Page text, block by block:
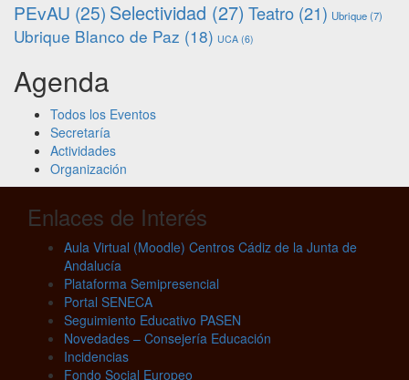
PEvAU (25) Selectividad (27) Teatro (21) Ubrique(7)
Ubrique Blanco de Paz (18) UCA (6)
Agenda
Todos los Eventos
Secretaría
Actividades
Organización
Enlaces de Interés
Aula Virtual (Moodle) Centros Cádiz de la Junta de
Andalucía
Plataforma Semipresencial
Portal SENECA
Seguimiento Educativo PASEN
Novedades – Consejería Educación
Incidencias
Fondo Social Europeo